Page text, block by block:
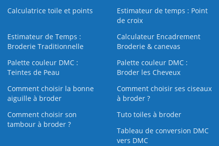
Calculatrice toile et points
Estimateur de temps : Point
de croix
Estimateur de Temps :
Broderie Traditionnelle
Calculateur Encadrement
Broderie & canevas
Palette couleur DMC :
Teintes de Peau
Palette couleur DMC :
Broder les Cheveux
Comment choisir la bonne
aiguille à broder
Comment choisir ses ciseaux
à broder ?
Comment choisir son
tambour à broder ?
Tuto toiles à broder
Tableau de conversion DMC
vers DMC